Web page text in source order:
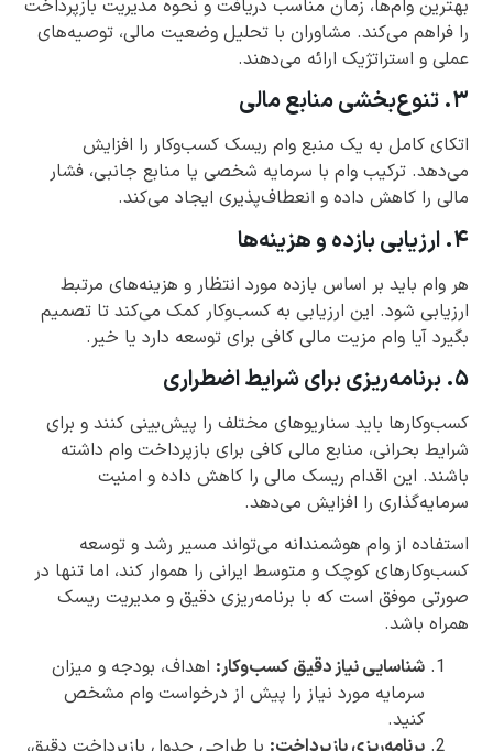
بهترین وام‌ها، زمان مناسب دریافت و نحوه مدیریت بازپرداخت
را فراهم می‌کند. مشاوران با تحلیل وضعیت مالی، توصیه‌های
عملی و استراتژیک ارائه می‌دهند.
۳. تنوع‌بخشی منابع مالی
اتکای کامل به یک منبع وام ریسک کسب‌وکار را افزایش
می‌دهد. ترکیب وام با سرمایه شخصی یا منابع جانبی، فشار
مالی را کاهش داده و انعطاف‌پذیری ایجاد می‌کند.
۴. ارزیابی بازده و هزینه‌ها
هر وام باید بر اساس بازده مورد انتظار و هزینه‌های مرتبط
ارزیابی شود. این ارزیابی به کسب‌وکار کمک می‌کند تا تصمیم
بگیرد آیا وام مزیت مالی کافی برای توسعه دارد یا خیر.
۵. برنامه‌ریزی برای شرایط اضطراری
کسب‌وکارها باید سناریوهای مختلف را پیش‌بینی کنند و برای
شرایط بحرانی، منابع مالی کافی برای بازپرداخت وام داشته
باشند. این اقدام ریسک مالی را کاهش داده و امنیت
سرمایه‌گذاری را افزایش می‌دهد.
استفاده از وام هوشمندانه می‌تواند مسیر رشد و توسعه
کسب‌وکارهای کوچک و متوسط ایرانی را هموار کند، اما تنها در
صورتی موفق است که با برنامه‌ریزی دقیق و مدیریت ریسک
همراه باشد.
شناسایی نیاز دقیق کسب‌وکار: اهداف، بودجه و میزان
سرمایه مورد نیاز را پیش از درخواست وام مشخص
کنید.